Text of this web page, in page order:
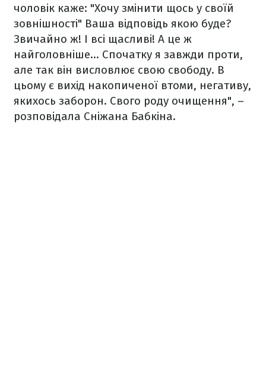
чоловік каже: "Хочу змінити щось у своїй
зовнішності" Ваша відповідь якою буде?
Звичайно ж! І всі щасливі! А це ж
найголовніше... Спочатку я завжди проти,
але так він висловлює свою свободу. В
цьому є вихід накопиченої втоми, негативу,
якихось заборон. Свого роду очищення", –
розповідала Сніжана Бабкіна.